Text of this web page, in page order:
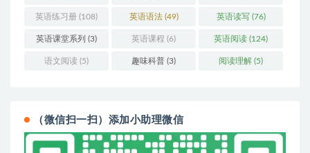
英语练习册 (108) 英语语法(49) 英语读写(76)
英语课堂系列 (3) 英语课程 (6) 英语阅读 (124)
语文阅读 (5) 趣味科普 (3) 阅读理解 (5)
（微信扫一扫）添加小助理微信